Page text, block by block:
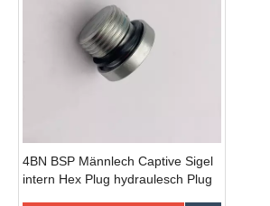
4BN BSP Männlech Captive Sigel
intern Hex Plug hydraulesch Plug